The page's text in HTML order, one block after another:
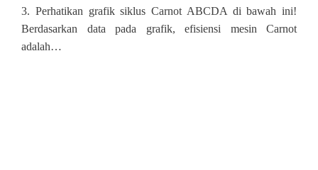
3. Perhatikan grafik siklus Carnot ABCDA di bawah ini!
Berdasarkan data pada grafik, efisiensi mesin Carnot
adalah…